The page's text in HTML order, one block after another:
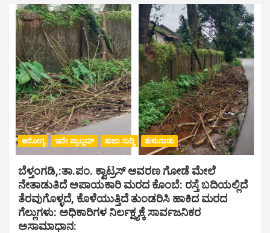
ಆರೋಗ್ಯ ಇದೇ ಪ್ರಾಬ್ಲಮ್ ತಾಜಾ ಸುದ್ದಿ ತುಳುನಾಡು
ಬೆಳ್ತಂಗಡಿ,:ತಾ.ಪಂ‌. ಕ್ವಾಟ್ರಸ್ ಆವರಣ ಗೋಡೆ ಮೇಲೆ
ನೇತಾಡುತಿದೆ ಅಪಾಯಕಾರಿ ಮರದ ಕೊಂಬೆ: ರಸ್ತೆ ಬದಿಯಲ್ಲಿದೆ
ತೆರವುಗೊಳ್ಳದೆ, ಕೊಳೆಯುತ್ತಿದೆ ತುಂಡರಿಸಿ ಹಾಕಿದ ಮರದ
ಗೆಲ್ಲುಗಳು: ಅಧಿಕಾರಿಗಳ ನಿರ್ಲಕ್ಷ್ಯಕ್ಕೆ ಸಾರ್ವಜನಿಕರ
ಅಸಾಮಾಧಾನ: